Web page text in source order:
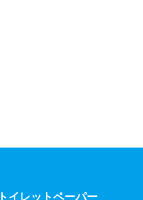
トイレットペーパー